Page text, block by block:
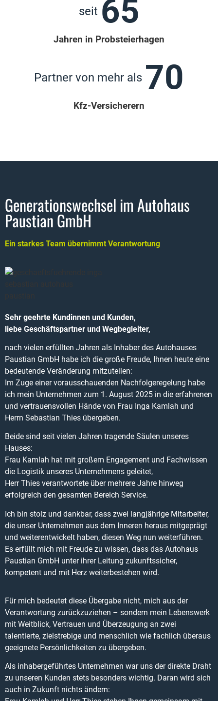
Jahren in Probsteierhagen
seit 65
Kfz-Versicherern
Partner von mehr als 70
Generationswechsel im Autohaus
Paustian GmbH
Ein starkes Team übernimmt Verantwortung
Sehr geehrte Kundinnen und Kunden,
liebe Geschäftspartner und Wegbegleiter,
nach vielen erfüllten Jahren als Inhaber des Autohauses
Paustian GmbH habe ich die große Freude, Ihnen heute eine
bedeutende Veränderung mitzuteilen:
Im Zuge einer vorausschauenden Nachfolgeregelung habe
ich mein Unternehmen zum 1. August 2025 in die erfahrenen
und vertrauensvollen Hände von Frau Inga Kamlah und
Herrn Sebastian Thies übergeben.
Beide sind seit vielen Jahren tragende Säulen unseres
Hauses:
Frau Kamlah hat mit großem Engagement und Fachwissen
die Logistik unseres Unternehmens geleitet,
Herr Thies verantwortete über mehrere Jahre hinweg
erfolgreich den gesamten Bereich Service.
Ich bin stolz und dankbar, dass zwei langjährige Mitarbeiter,
die unser Unternehmen aus dem Inneren heraus mitgeprägt
und weiterentwickelt haben, diesen Weg nun weiterführen.
Es erfüllt mich mit Freude zu wissen, dass das Autohaus
Paustian GmbH unter ihrer Leitung zukunftssicher,
kompetent und mit Herz weiterbestehen wird.
Für mich bedeutet diese Übergabe nicht, mich aus der
Verantwortung zurückzuziehen – sondern mein Lebenswerk
mit Weitblick, Vertrauen und Überzeugung an zwei
talentierte, zielstrebige und menschlich wie fachlich überaus
geeignete Persönlichkeiten zu übergeben.
Als inhabergeführtes Unternehmen war uns der direkte Draht
zu unseren Kunden stets besonders wichtig. Daran wird sich
auch in Zukunft nichts ändern: